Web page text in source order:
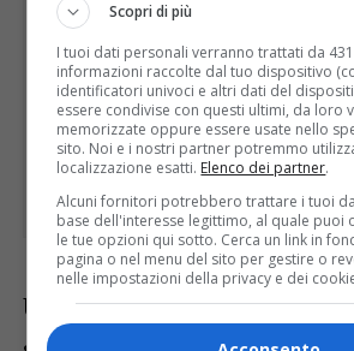
Uno strumento fondamentale
Scopri di più
I tuoi dati personali verranno trattati da
informazioni raccolte dal tuo dispositivo
identificatori univoci e altri dati del
essere condivise con questi ultimi, da loro
memorizzate oppure essere usate nello
sito. Noi e i nostri partner potremmo
localizzazione esatti. Elenco dei partner.
Alcuni fornitori potrebbero trattare i tuoi
base dell'interesse legittimo, al quale puoi
le tue opzioni qui sotto. Cerca un link in
pagina o nel menu del sito per gestire o
nelle impostazioni della privacy e dei